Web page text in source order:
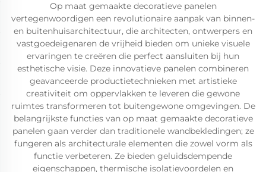
Op maat gemaakte decoratieve panelen
vertegenwoordigen een revolutionaire aanpak van binnen-
en buitenhuisarchitectuur, die architecten, ontwerpers en
vastgoedeigenaren de vrijheid bieden om unieke visuele
ervaringen te creëren die perfect aansluiten bij hun
esthetische visie. Deze innovatieve panelen combineren
geavanceerde productietechnieken met artistieke
creativiteit om oppervlakken te leveren die gewone
ruimtes transformeren tot buitengewone omgevingen. De
belangrijkste functies van op maat gemaakte decoratieve
panelen gaan verder dan traditionele wandbekledingen; ze
fungeren als architecturale elementen die zowel vorm als
functie verbeteren. Ze bieden geluidsdempende
eigenschappen, thermische isolatievoordelen en